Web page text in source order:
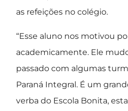
as refeições no colégio.
“Esse aluno nos motivou
academicamente. Ele
passado com algumas
Paraná Integral. É um
verba do Escola Bonita,